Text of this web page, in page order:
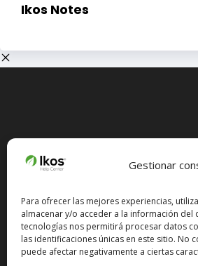
Gestionar
Para ofrecer las mejores experiencias,
almacenar y/o acceder a la información
tecnologías nos permitirá procesar datos
las identificaciones únicas en este sitio. No
puede afectar negativamente a ciertas
Ikos Notes